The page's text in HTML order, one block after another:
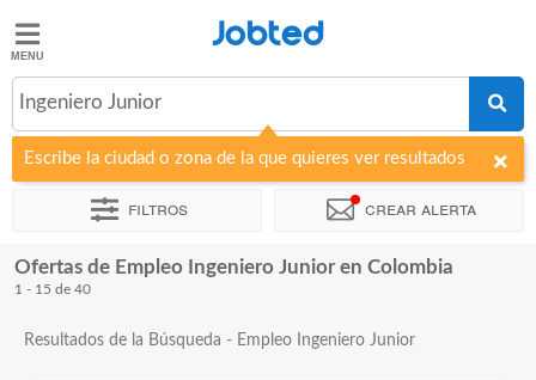
Jobted
Ofertas
de
empleo
Salarios
Jobted
Ingeniero Junior
Escribe la ciudad o zona de la que quieres ver resultados
Filtros Crear alerta
Ordenar por Empresa Agencia de empleo Horas de trabajo
Ofertas de Empleo Ingeniero Junior en Colombia
1 - 15 de 40
Resultados de la Búsqueda - Empleo Ingeniero Junior